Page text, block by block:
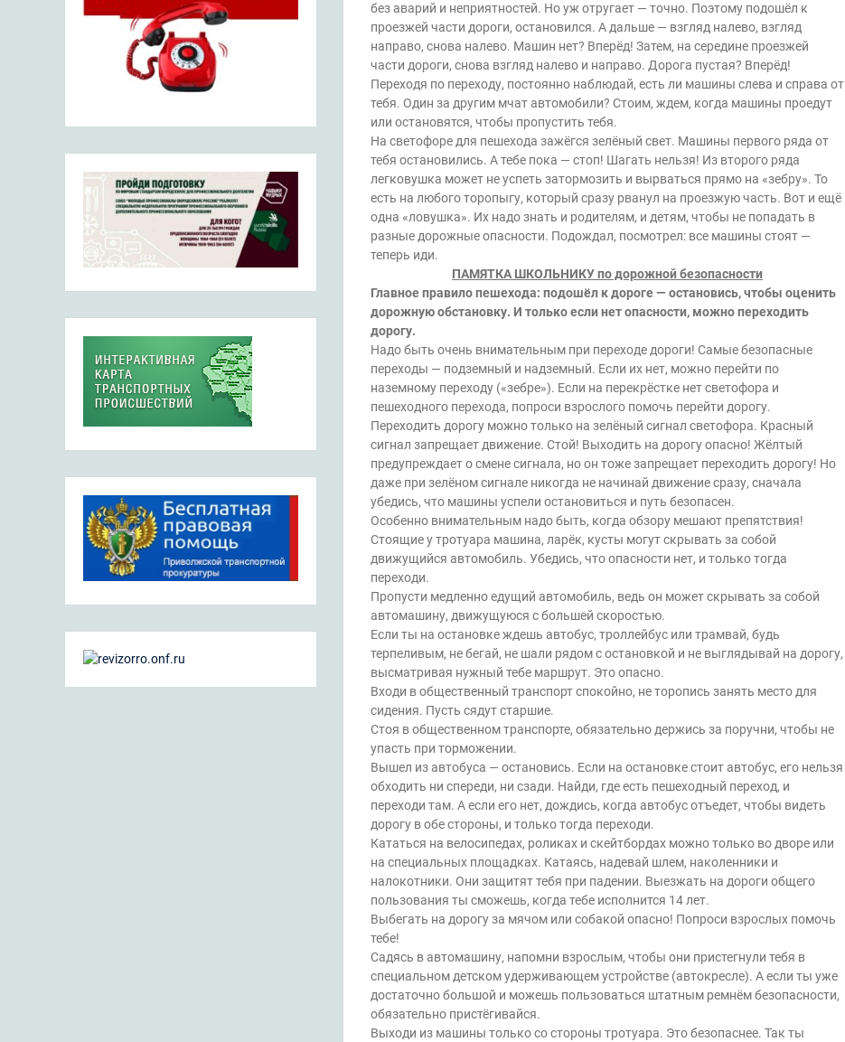
без аварий и неприятностей. Но уж отругает — точно. Поэтому подошёл к
проезжей части дороги, остановился. А дальше — взгляд налево, взгляд
направо, снова налево. Машин нет? Вперёд! Затем, на середине проезжей
части дороги, снова взгляд налево и направо. Дорога пустая? Вперёд!
Переходя по переходу, постоянно наблюдай, есть ли машины слева и справа от
тебя. Один за другим мчат автомобили? Стоим, ждем, когда машины проедут
или остановятся, чтобы пропустить тебя.
На светофоре для пешехода зажёгся зелёный свет. Машины первого ряда от
тебя остановились. А тебе пока — стоп! Шагать нельзя! Из второго ряда
легковушка может не успеть затормозить и вырваться прямо на «зебру». То
есть на любого торопыгу, который сразу рванул на проезжую часть. Вот и ещё
одна «ловушка». Их надо знать и родителям, и детям, чтобы не попадать в
разные дорожные опасности. Подождал, посмотрел: все машины стоят —
теперь иди.
ПАМЯТКА ШКОЛЬНИКУ по дорожной безопасности
Главное правило пешехода: подошёл к дороге — остановись, чтобы оценить
дорожную обстановку. И только если нет опасности, можно переходить
дорогу.
Надо быть очень внимательным при переходе дороги! Самые безопасные
переходы — подземный и надземный. Если их нет, можно перейти по
наземному переходу («зебре»). Если на перекрёстке нет светофора и
пешеходного перехода, попроси взрослого помочь перейти дорогу.
Переходить дорогу можно только на зелёный сигнал светофора. Красный
сигнал запрещает движение. Стой! Выходить на дорогу опасно! Жёлтый
предупреждает о смене сигнала, но он тоже запрещает переходить дорогу! Но
даже при зелёном сигнале никогда не начинай движение сразу, сначала
убедись, что машины успели остановиться и путь безопасен.
Особенно внимательным надо быть, когда обзору мешают препятствия!
Стоящие у тротуара машина, ларёк, кусты могут скрывать за собой
движущийся автомобиль. Убедись, что опасности нет, и только тогда
переходи.
Пропусти медленно едущий автомобиль, ведь он может скрывать за собой
автомашину, движущуюся с большей скоростью.
Если ты на остановке ждешь автобус, троллейбус или трамвай, будь
терпеливым, не бегай, не шали рядом с остановкой и не выглядывай на дорогу,
высматривая нужный тебе маршрут. Это опасно.
Входи в общественный транспорт спокойно, не торопись занять место для
сидения. Пусть сядут старшие.
Стоя в общественном транспорте, обязательно держись за поручни, чтобы не
упасть при торможении.
Вышел из автобуса — остановись. Если на остановке стоит автобус, его нельзя
обходить ни спереди, ни сзади. Найди, где есть пешеходный переход, и
переходи там. А если его нет, дождись, когда автобус отъедет, чтобы видеть
дорогу в обе стороны, и только тогда переходи.
Кататься на велосипедах, роликах и скейтбордах можно только во дворе или
на специальных площадках. Катаясь, надевай шлем, наколенники и
налокотники. Они защитят тебя при падении. Выезжать на дороги общего
пользования ты сможешь, когда тебе исполнится 14 лет.
Выбегать на дорогу за мячом или собакой опасно! Попроси взрослых помочь
тебе!
Садясь в автомашину, напомни взрослым, чтобы они пристегнули тебя в
специальном детском удерживающем устройстве (автокресле). А если ты уже
достаточно большой и можешь пользоваться штатным ремнём безопасности,
обязательно пристёгивайся.
Выходи из машины только со стороны тротуара. Это безопаснее. Так ты